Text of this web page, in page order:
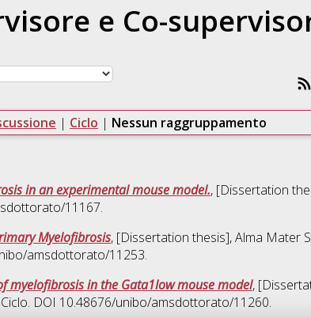
e Co-
| Ciclo | Nessun raggruppamento
in an experimental mouse model., [Dissertation
11167.
Myelofibrosis, [Dissertation thesis], Alma Mater
amsdottorato/11253.
myelofibrosis in the Gata1low mouse model,
DOI 10.48676/unibo/amsdottorato/11260.